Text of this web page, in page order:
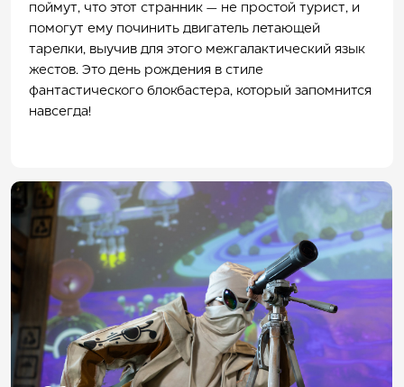
поймут, что этот странник — не простой турист, и
помогут ему починить двигатель летающей
тарелки, выучив для этого межгалактический язык
жестов. Это день рождения в стиле
фантастического блокбастера, который запомнится
навсегда!